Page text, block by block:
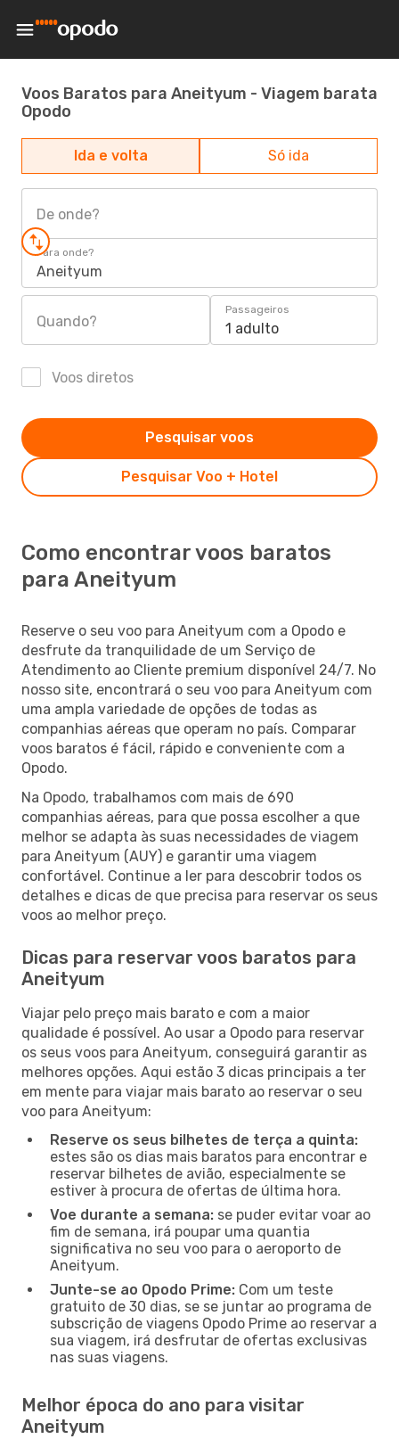
Voos Baratos para Aneityum - Viagem barata
Opodo
Ida e volta Só ida
De onde?
Para onde?
Aneityum
Quando?
Passageiros
1 adulto
Voos diretos
Pesquisar Voo + Hotel
Pesquisar voos
Como encontrar voos baratos
para Aneityum
Reserve o seu voo para Aneityum com a Opodo e
desfrute da tranquilidade de um Serviço de
Atendimento ao Cliente premium disponível 24/7. No
nosso site, encontrará o seu voo para Aneityum com
uma ampla variedade de opções de todas as
companhias aéreas que operam no país. Comparar
voos baratos é fácil, rápido e conveniente com a
Opodo.
Na Opodo, trabalhamos com mais de 690
companhias aéreas, para que possa escolher a que
melhor se adapta às suas necessidades de viagem
para Aneityum (AUY) e garantir uma viagem
confortável. Continue a ler para descobrir todos os
detalhes e dicas de que precisa para reservar os seus
voos ao melhor preço.
Dicas para reservar voos baratos para
Aneityum
Viajar pelo preço mais barato e com a maior
qualidade é possível. Ao usar a Opodo para reservar
os seus voos para Aneityum, conseguirá garantir as
melhores opções. Aqui estão 3 dicas principais a ter
em mente para viajar mais barato ao reservar o seu
voo para Aneityum:
Reserve os seus bilhetes de terça a quinta:
estes são os dias mais baratos para encontrar e
reservar bilhetes de avião, especialmente se
estiver à procura de ofertas de última hora.
Voe durante a semana: se puder evitar voar ao
fim de semana, irá poupar uma quantia
significativa no seu voo para o aeroporto de
Aneityum.
Junte-se ao Opodo Prime: Com um teste
gratuito de 30 dias, se se juntar ao programa de
subscrição de viagens Opodo Prime ao reservar a
sua viagem, irá desfrutar de ofertas exclusivas
nas suas viagens.
Melhor época do ano para visitar
Aneityum